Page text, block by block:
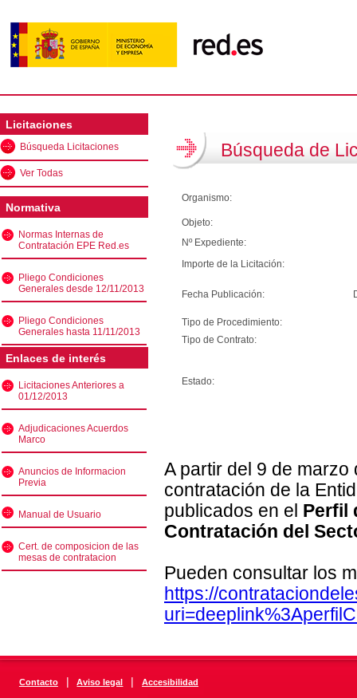
Licitaciones
Búsqueda Licitaciones
Ver Todas
Normativa
Normas Internas de
Contratación EPE Red.es
Pliego Condiciones
Generales desde 12/11/2013
Pliego Condiciones
Generales hasta 11/11/2013
Enlaces de interés
Licitaciones Anteriores a
01/12/2013
Adjudicaciones Acuerdos
Marco
Anuncios de Informacion
Previa
Manual de Usuario
Cert. de composicion de las
mesas de contratacion
Búsqueda de
Organismo:
Objeto:
Nº Expediente:
Importe de la Licitación:
Fecha Publicación:
Tipo de Procedimiento:
Tipo de Contrato:
Estado:
A partir del 9 de
contratación de la
publicados en el Perfil
Contratación del
Pueden consultar los
https://
Contacto | Aviso legal | Accesibilidad